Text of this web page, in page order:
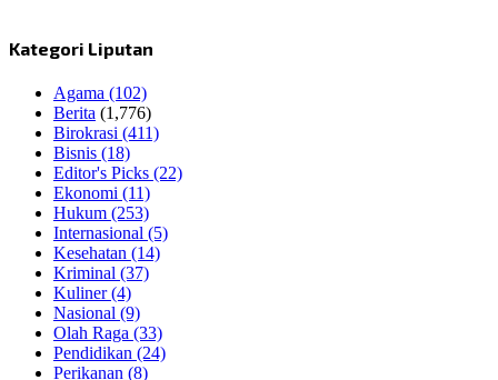
Kategori Liputan
Agama (102)
Berita (1,776)
Birokrasi (411)
Bisnis (18)
Editor's Picks (22)
Ekonomi (11)
Hukum (253)
Internasional (5)
Kesehatan (14)
Kriminal (37)
Kuliner(4)
Nasional (9)
Olah Raga (33)
Pendidikan (24)
Perikanan (8)